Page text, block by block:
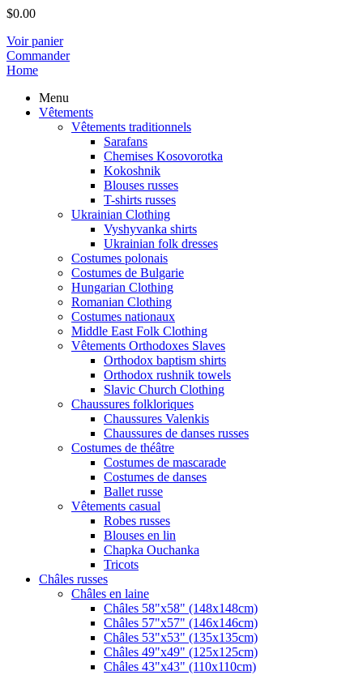
$0.00
Voir panier
Commander
Home
Menu
Vêtements
Vêtements traditionnels
Sarafans
Chemises Kosovorotka
Kokoshnik
Blouses russes
T-shirts russes
Ukrainian Clothing
Vyshyvanka shirts
Ukrainian folk dresses
Costumes polonais
Costumes de Bulgarie
Hungarian Clothing
Romanian Clothing
Costumes nationaux
Middle East Folk Clothing
Vêtements Orthodoxes Slaves
Orthodox baptism shirts
Orthodox rushnik towels
Slavic Church Clothing
Chaussures folkloriques
Chaussures Valenkis
Chaussures de danses russes
Costumes de théâtre
Costumes de mascarade
Costumes de danses
Ballet russe
Vêtements casual
Robes russes
Blouses en lin
Chapka Ouchanka
Tricots
Châles russes
Châles en laine
Châles 58"x58" (148x148cm)
Châles 57"x57" (146x146cm)
Châles 53"x53" (135x135cm)
Châles 49"x49" (125x125cm)
Châles 43"x43" (110x110cm)